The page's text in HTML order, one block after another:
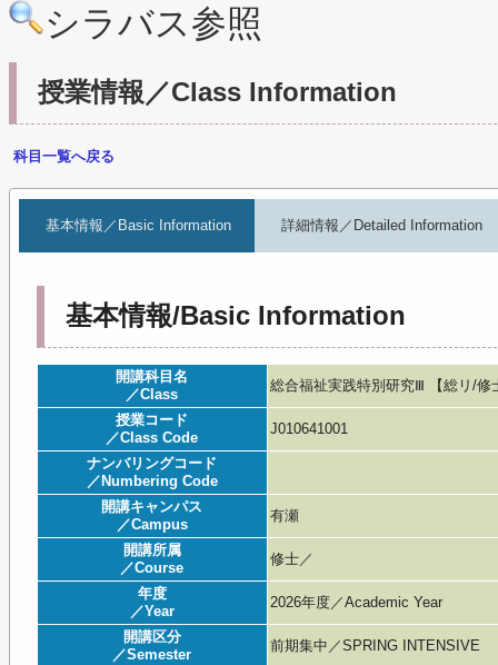
シラバス参照
授業情報／Class Information
科目一覧へ戻る
基本情報／Basic Information 詳細情報／Detailed Information
基本情報/Basic Information
開講科目名
／Class
総合福祉実践特別研究Ⅲ 【総リ/
授業コード
／Class Code
J010641001
ナンバリングコード
／Numbering Code
開講キャンパス
／Campus
有瀬
開講所属
／Course
修士／
年度
／Year
2026年度／Academic Year
開講区分
／Semester
前期集中／SPRING INTENSIVE